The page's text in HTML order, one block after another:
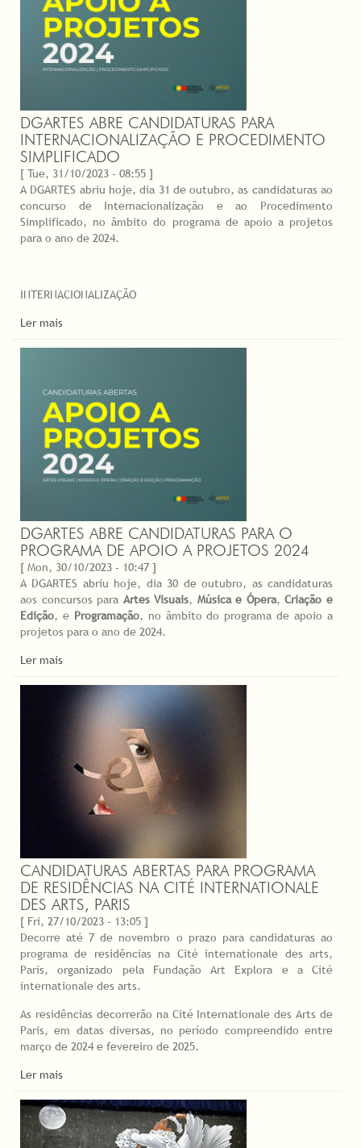
DGARTES ABRE CANDIDATURAS PARA
INTERNACIONALIZAÇÃO E PROCEDIMENTO
SIMPLIFICADO
[ Tue, 31/10/2023 - 08:55 ]
A DGARTES abriu hoje, dia 31 de outubro, as candidaturas ao
concurso de Internacionalização e ao Procedimento
Simplificado, no âmbito do programa de apoio a projetos
para o ano de 2024.
INTERNACIONALIZAÇÃO
Ler mais
DGARTES ABRE CANDIDATURAS PARA O
PROGRAMA DE APOIO A PROJETOS 2024
[ Mon, 30/10/2023 - 10:47 ]
A DGARTES abriu hoje, dia 30 de outubro, as candidaturas
aos concursos para Artes Visuais, Música e Ópera,Criação e
Edição, e Programação, no âmbito do programa de apoio a
projetos para o ano de 2024.
Ler mais
CANDIDATURAS ABERTAS PARA PROGRAMA
DE RESIDÊNCIAS NA CITÉ INTERNATIONALE
DES ARTS, PARIS
[ Fri, 27/10/2023 - 13:05 ]
Decorre até 7 de novembro o prazo para candidaturas ao
programa de residências na Cité internationale des arts,
Paris, organizado pela Fundação Art Explora e a Cité
internationale des arts.
As residências decorrerão na Cité Internationale des Arts de
Paris, em datas diversas, no período compreendido entre
março de 2024 e fevereiro de 2025.
Ler mais